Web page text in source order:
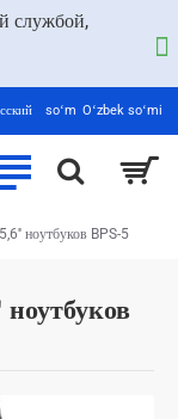
службой,
soʻm Oʻzbek soʻmi
ноутбуков BPS-5